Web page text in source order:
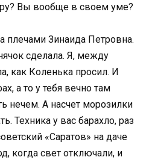
Вы вообще в своем уме?
плечами Зинаида Петровна.
сделала. Я, между
как Коленька просил. И
а то у тебя вечно там
нечем. А насчет морозилки
Техника у вас барахло, раз
«Саратов» на даче
когда свет отключали, и